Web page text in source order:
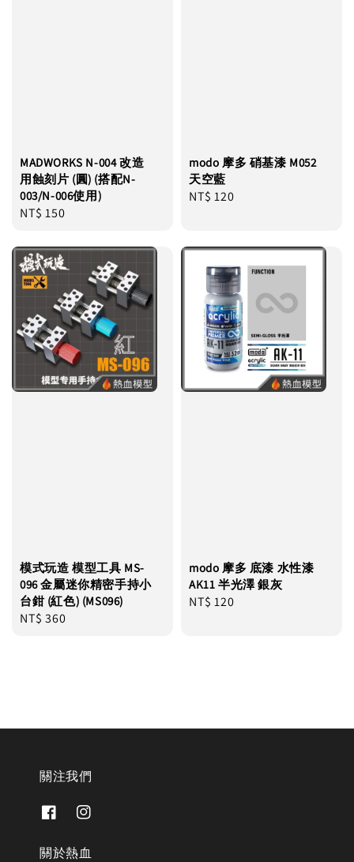
MADWORKS N-004 改造
用蝕刻片 (圓) (搭配N-
003/N-006使用)
Regular
NT$ 150
modo 摩多 硝基漆 M052
天空藍
Regular
NT$ 120
模式玩造 模型工具 MS-
096 金屬迷你精密手持小
台鉗 (紅色) (MS096)
Regular
NT$ 360
modo 摩多 底漆 水性漆
AK11 半光澤 銀灰
Regular
NT$ 120
關注我們
關於熱血